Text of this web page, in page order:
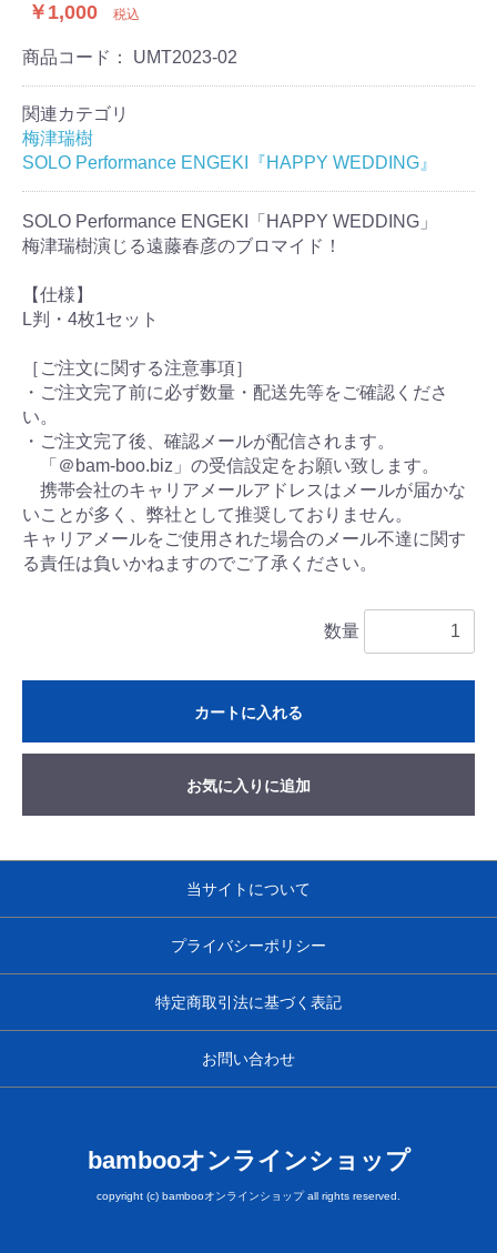
￥1,000 税込
商品コード： UMT2023-02
関連カテゴリ
梅津瑞樹
SOLO Performance ENGEKI『HAPPY WEDDING』
SOLO Performance ENGEKI「HAPPY WEDDING」
梅津瑞樹演じる遠藤春彦のブロマイド！
【仕様】
L判・4枚1セット
［ご注文に関する注意事項］
・ご注文完了前に必ず数量・配送先等をご確認くださ
い。
・ご注文完了後、確認メールが配信されます。
「＠bam-boo.biz」の受信設定をお願い致します。
携帯会社のキャリアメールアドレスはメールが届かな
いことが多く、弊社として推奨しておりません。
キャリアメールをご使用された場合のメール不達に関す
る責任は負いかねますのでご了承ください。
数量
カートに入れる
お気に入りに追加
当サイトについて
プライバシーポリシー
特定商取引法に基づく表記
お問い合わせ
bambooオンラインショップ
copyright (c) bambooオンラインショップ all rights reserved.